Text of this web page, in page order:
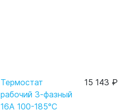
Термостат
рабочий 3-фазный
16А 100-185°C
15 143 ₽